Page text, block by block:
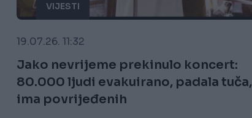
VIJESTI
19.07.26. 11:32
Jako nevrijeme prekinulo koncert:
80.000 ljudi evakuirano, padala tuča,
ima povrijeđenih